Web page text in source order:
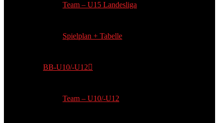
Team – U15 Landesliga
Spielplan + Tabelle
BB-U10/-U12
Team – U10/-U12